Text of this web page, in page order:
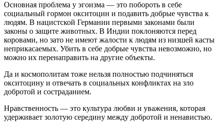
Основная проблема у эгоизма — это побороть в себе
социальный гормон окситоцин и подавить добрые чувства к
людям. В нацистской Германии первыми законами были
законы о защите животных. В Индии поклоняются перед
коровами, но зато не имеют жалости к людям из низшей касты
неприкасаемых. Убить в себе добрые чувства невозможно, но
можно их перенаправить на другие объекты.
Да и космополитам тоже нельзя полностью подчиняться
окситоцину и отвечать в социальных конфликтах на зло
добротой и состраданием.
Нравственность — это культура любви и уважения, которая
удерживает золотую середину между добротой и ненавистью.